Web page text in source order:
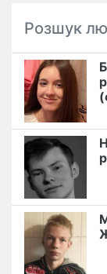
Розшук